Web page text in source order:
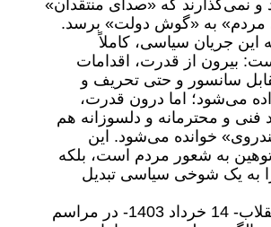
و نمی‌گذارند که «صدای منتقدان»
مردم» به «گوش دولت» برسد.
این جریان سیاسی، کاملاً
بیرون از قدرت، اقدامات
سانسور و حتی تحریف و
می‌شود؛ اما درون قدرت،
فنی و محترمانه و دلسوزانه هم
خوانده می‌شود. این
توهین به شعور مردم است، بلکه
به یک شوخی سیاسی تبدیل
رهبر معظم انقلاب- 14 خرداد 1403- در مراسم